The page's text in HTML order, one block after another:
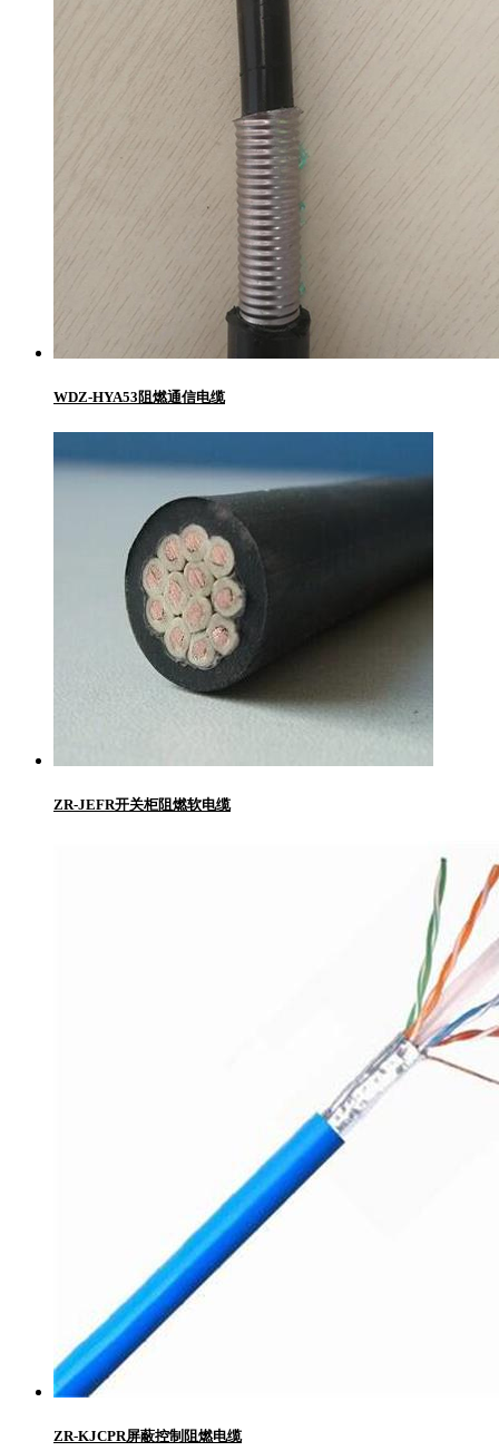
WDZ-HYA53阻燃通信电缆
ZR-JEFR开关柜阻燃软电缆
ZR-KJCPR屏蔽控制阻燃电缆